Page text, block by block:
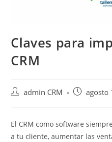
Claves para
CRM
admin CRM agosto
El CRM como software
a tu cliente, aumentar las